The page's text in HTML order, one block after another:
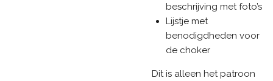
beschrijving met foto’s
Lijstje met
benodigdheden voor
de choker
Dit is alleen het patroon